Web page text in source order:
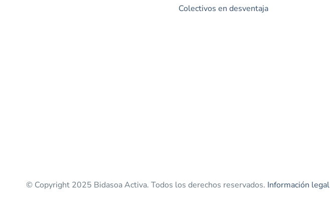
Colectivos en desventaja
© Copyright 2025 Bidasoa Activa. Todos los derechos reservados. Información legal